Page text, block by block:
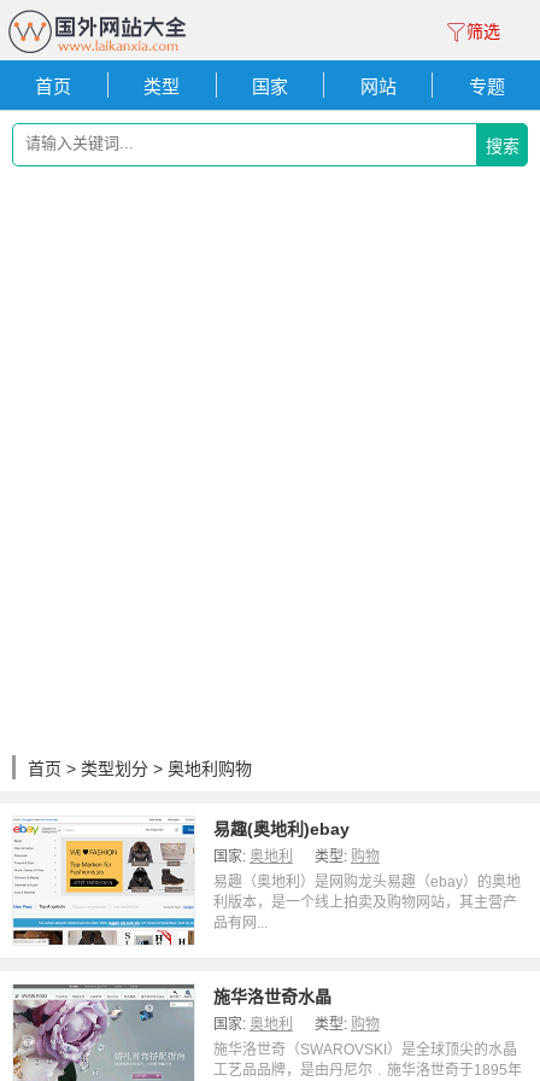
筛选
首页 类型 国家 网站 专题
搜索
首页 > 类型划分 > 奥地利购物
易趣(奥地利)ebay
国家: 奥地利 类型: 购物
易趣（奥地利）是网购龙头易趣（ebay）的奥地
利版本，是一个线上拍卖及购物网站，其主营产
品有网...
施华洛世奇水晶
国家: 奥地利 类型: 购物
施华洛世奇（SWAROVSKI）是全球顶尖的水晶
工艺品品牌，是由丹尼尔﹒施华洛世奇于1895年